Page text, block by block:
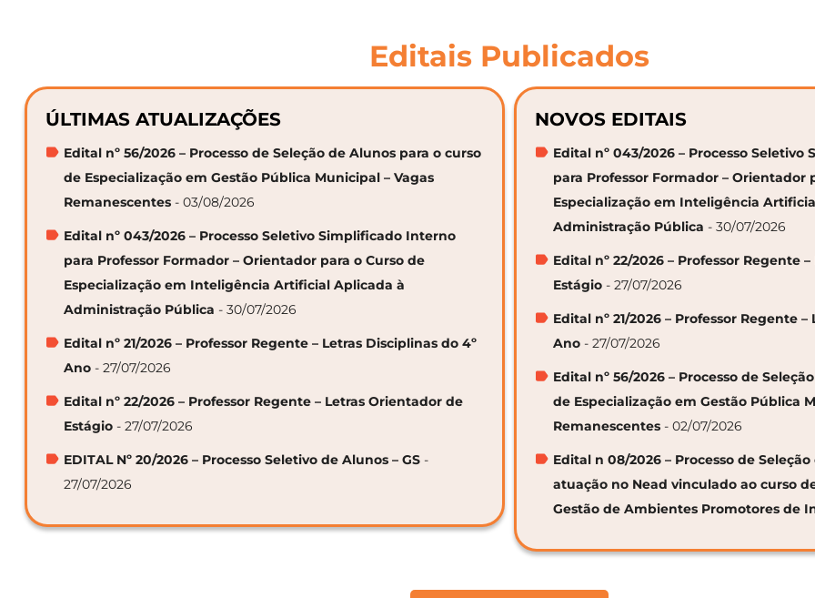
Editais Publicados
ÚLTIMAS ATUALIZAÇÕES
Edital nº 56/2026 – Processo de Seleção de Alunos para o curso
de Especialização em Gestão Pública Municipal – Vagas
Remanescentes - 03/08/2026
Edital nº 043/2026 – Processo Seletivo Simplificado Interno
para Professor Formador – Orientador para o Curso de
Especialização em Inteligência Artificial Aplicada à
Administração Pública - 30/07/2026
Edital nº 21/2026 – Professor Regente – Letras Disciplinas do 4º
Ano - 27/07/2026
Edital nº 22/2026 – Professor Regente – Letras Orientador de
Estágio - 27/07/2026
EDITAL Nº 20/2026 – Processo Seletivo de Alunos – GS -
27/07/2026
NOVOS EDITAIS
Edital nº 043/2026 – Processo
para Professor Formador – Orientador
Especialização em Inteligência
Administração Pública - 30/07/2026
Edital nº 22/2026 – Professor Regente
Estágio - 27/07/2026
Edital nº 21/2026 – Professor Regente
Ano - 27/07/2026
Edital nº 56/2026 – Processo de
de Especialização em Gestão Pública
Remanescentes - 02/07/2026
Edital n 08/2026 – Processo de
atuação no Nead vinculado ao curso
Gestão de Ambientes Promotores de